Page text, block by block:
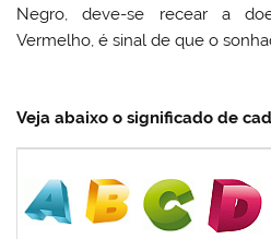
Negro, deve-se recear a
Vermelho, é sinal de que o
Veja abaixo o significado de